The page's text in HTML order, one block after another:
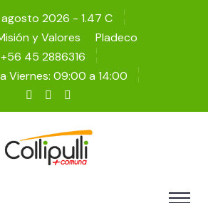
2026 - 1.47 C
y Valores
Pladeco
+56 45 2886316
Viernes: 09:00 a 14:00